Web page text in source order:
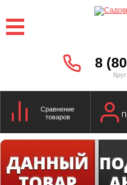
8
Сравнение
товаров